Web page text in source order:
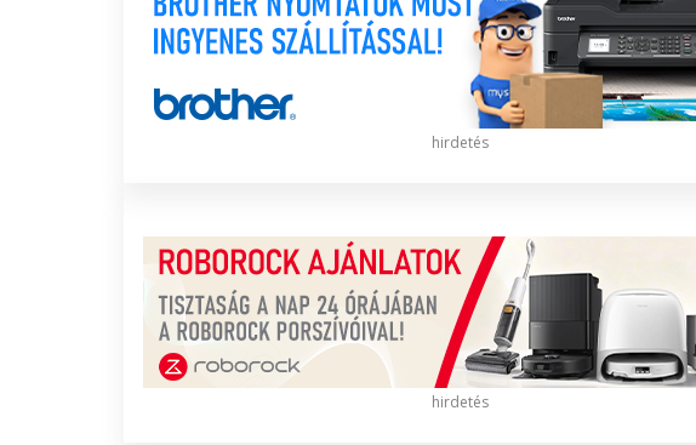
hirdetés
hirdetés